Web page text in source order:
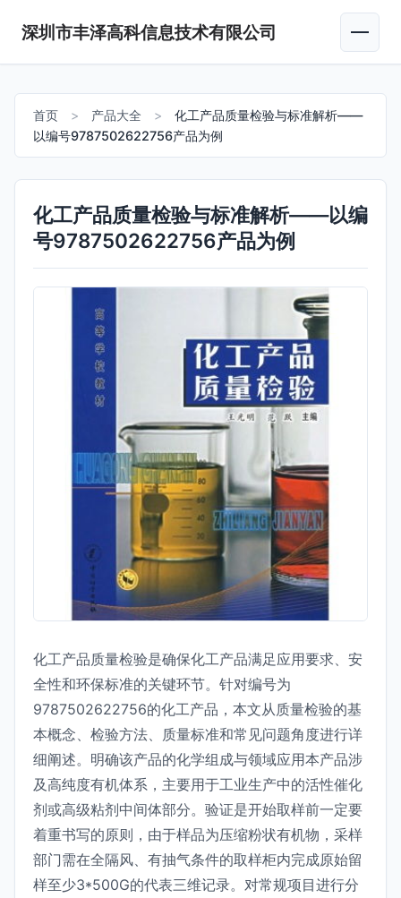
深圳市丰泽高科信息技术有限公司
首页 > 产品大全 >
化工产品质量检验与标准解析——
以编号9787502622756产品为例
化工产品质量检验与标准解析——以编
号9787502622756产品为例
化工产品质量检验是确保化工产品满足应用要求、安
全性和环保标准的关键环节。针对编号为
9787502622756的化工产品，本文从质量检验的基
本概念、检验方法、质量标准和常见问题角度进行详
细阐述。明确该产品的化学组成与领域应用本产品涉
及高纯度有机体系，主要用于工业生产中的活性催化
剂或高级粘剂中间体部分。验证是开始取样前一定要
着重书写的原则，由于样品为压缩粉状有机物，采样
部门需在全隔风、有抽气条件的取样柜内完成原始留
样至少3*500G的代表三维记录。对常规项目进行分